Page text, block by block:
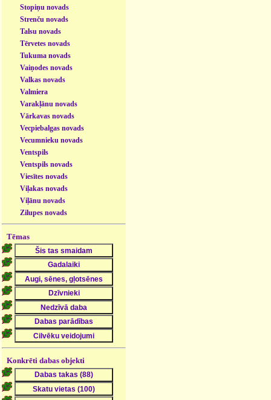
Stopiņu novads
Strenču novads
Talsu novads
Tērvetes novads
Tukuma novads
Vaiņodes novads
Valkas novads
Valmiera
Varakļānu novads
Vārkavas novads
Vecpiebalgas novads
Vecumnieku novads
Ventspils
Ventspils novads
Viesītes novads
Viļakas novads
Viļānu novads
Zilupes novads
Tēmas
Konkrēti dabas objekti